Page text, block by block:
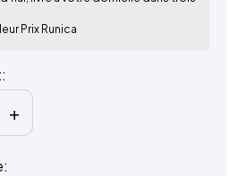
Prix Runica
+